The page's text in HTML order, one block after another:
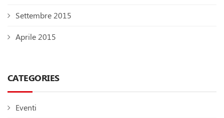
Settembre 2015
Aprile 2015
CATEGORIES
Eventi